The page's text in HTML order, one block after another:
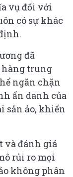
vụ đối với
có sự khác
đã
trung
ngăn chặn
ẩn danh của
sản ảo, khiến
và đánh giá
rủi ro mọi
không phân